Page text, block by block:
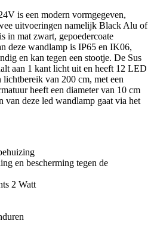
is een modern vormgegeven,
uitvoeringen namelijk Black Alu of
in mat zwart, gepoedercoate
deze wandlamp is IP65 en IK06,
en kan tegen een stootje. De Sus
aan 1 kant licht uit en heeft 12 LED
van 200 cm, met een
heeft een diameter van 10 cm
van deze led wandlamp gaat via het
en bescherming tegen de
2 Watt